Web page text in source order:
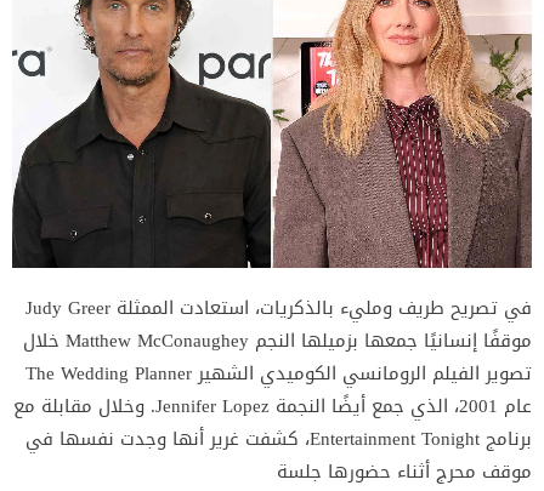
في تصريح طريف ومليء بالذكريات، استعادت الممثلة Judy Greer
موقفًا إنسانيًا جمعها بزميلها النجم Matthew McConaughey خلال
تصوير الفيلم الرومانسي الكوميدي الشهير The Wedding Planner
عام 2001، الذي جمع أيضًا النجمة Jennifer Lopez. وخلال مقابلة مع
برنامج Entertainment Tonight، كشفت غرير أنها وجدت نفسها في
موقف محرج أثناء حضورها جلسة